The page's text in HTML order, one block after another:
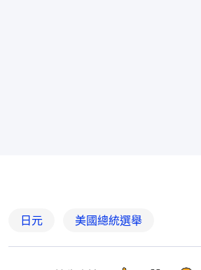
日元 美國總統選舉